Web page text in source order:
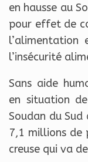
en hausse au
pour effet de
l’alimentation
l’insécurité
Sans aide
en situation
Soudan du
7,1 millions de
creuse qui va